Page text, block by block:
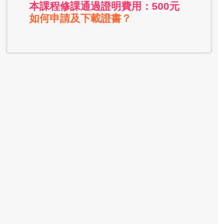
本課程修課通過證明費用：500元
如何申請及下載證書？